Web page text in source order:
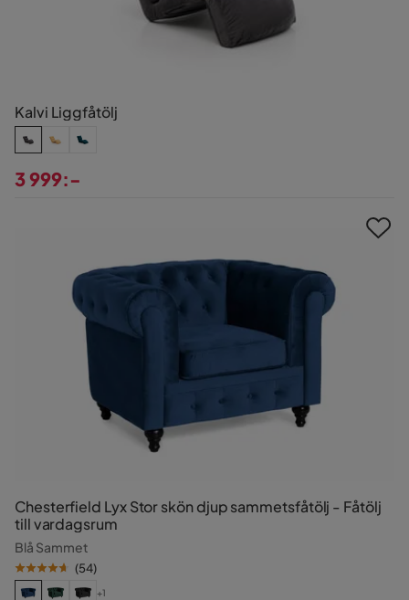
Kalvi Liggfåtölj
3 999:-
Chesterfield Lyx Stor skön djup sammetsfåtölj - Fåtölj
till vardagsrum
Blå Sammet
(54)
+1